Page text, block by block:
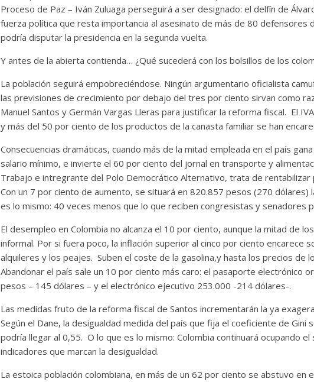
Proceso de Paz – Iván Zuluaga perseguirá a ser designado: el delfín de
fuerza política que resta importancia al asesinato de más de 80 defensores
podría disputar la presidencia en la segunda vuelta.
Y antes de la abierta contienda… ¿Qué sucederá con los bolsillos de los
La población seguirá empobreciéndose. Ningún argumentario oficialista
las previsiones de crecimiento por debajo del tres por ciento sirvan como
Manuel Santos y Germán Vargas Lleras para justificar la reforma fiscal. El
y más del 50 por ciento de los productos de la canasta familiar se han
Consecuencias dramáticas, cuando más de la mitad empleada en el país
salario mínimo, e invierte el 60 por ciento del jornal en transporte y
Trabajo e intregrante del Polo Democrático Alternativo, trata de rentabilizar
Con un 7 por ciento de aumento, se situará en 820.857 pesos (270 dólares)
es lo mismo: 40 veces menos que lo que reciben congresistas y senadores
El desempleo en Colombia no alcanza el 10 por ciento, aunque la mitad de
informal. Por si fuera poco, la inflación superior al cinco por ciento encarece
alquileres y los peajes. Suben el coste de la gasolina,y hasta los precios de
Abandonar el país sale un 10 por ciento más caro: el pasaporte electrónico
pesos – 145 dólares – y el electrónico ejecutivo 253.000 -214 dólares-.
Las medidas fruto de la reforma fiscal de Santos incrementarán la ya
Según el Dane, la desigualdad medida del país que fija el coeficiente de Gini
podría llegar al 0,55. O lo que es lo mismo: Colombia continuará ocupando
indicadores que marcan la desigualdad.
La estoica población colombiana, en más de un 62 por ciento se abstuvo en